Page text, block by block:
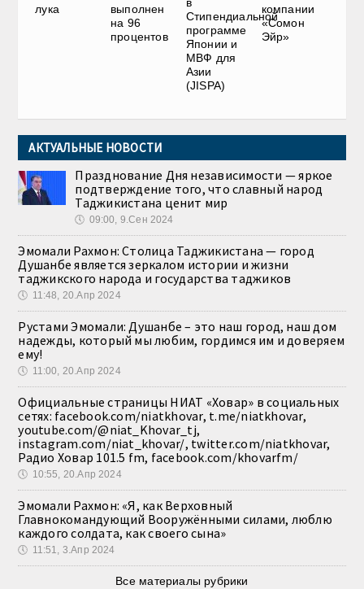
лука
выполнен
на 96
процентов
Стипендиальной
программе
Японии и
МВФ для
Азии
(JISPA)
компании
«Сомон
Эйр»
АКТУАЛЬНЫЕ НОВОСТИ
Празднование Дня независимости — яркое
подтверждение того, что славный народ
Таджикистана ценит мир
🕔 09:00, 9.Сен 2024
Эмомали Рахмон: Столица Таджикистана — город
Душанбе является зеркалом истории и жизни
таджикского народа и государства таджиков
🕔 11:48, 20.Апр 2024
Рустами Эмомали: Душанбе – это наш город, наш дом
надежды, который мы любим, гордимся им и доверяем
ему!
🕔 11:00, 20.Апр 2024
Официальные страницы НИАТ «Ховар» в социальных
сетях: facebook.com/niatkhovar, t.me/niatkhovar,
youtube.com/@niat_Khovar_tj,
instagram.com/niat_khovar/, twitter.com/niatkhovar,
Радио Ховар 101.5 fm, facebook.com/khovarfm/
🕔 10:55, 20.Апр 2024
Эмомали Рахмон: «Я, как Верховный
Главнокомандующий Вооружёнными силами, люблю
каждого солдата, как своего сына»
🕔 11:51, 3.Апр 2024
Все материалы рубрики